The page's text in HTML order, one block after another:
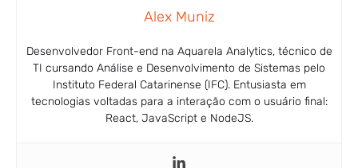
Alex Muniz
Desenvolvedor Front-end na Aquarela Analytics, técnico de
TI cursando Análise e Desenvolvimento de Sistemas pelo
Instituto Federal Catarinense (IFC). Entusiasta em
tecnologias voltadas para a interação com o usuário final:
React, JavaScript e NodeJS.